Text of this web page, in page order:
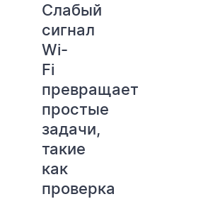
Слабый
сигнал
Wi-
Fi
превращает
простые
задачи,
такие
как
проверка